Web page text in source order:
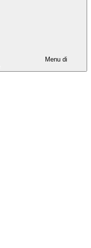
Menu di